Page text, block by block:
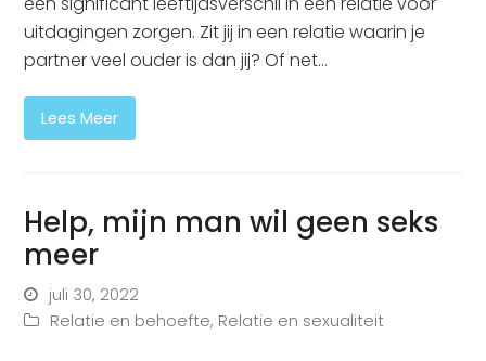
uitdagingen zorgen. Zit jij in een relatie waarin je
partner veel ouder is dan jij? Of net…
Lees Meer
Help, mijn man wil geen seks
meer
juli 30, 2022
Relatie en behoefte, Relatie en sexualiteit